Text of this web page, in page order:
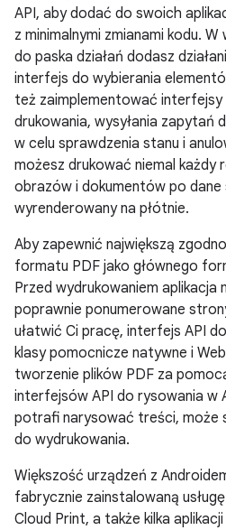
API, aby dodać do swoich
z minimalnymi zmianami kodu.
do paska działań dodasz
interfejs do wybierania
też zaimplementować
drukowania, wysyłania zapytań
w celu sprawdzenia stanu i
możesz drukować niemal każdy
obrazów i dokumentów po dane
wyrenderowany na płótnie.
Aby zapewnić największą
formatu PDF jako głównego
Przed wydrukowaniem aplikacja
poprawnie ponumerowane
ułatwić Ci pracę, interfejs API
klasy pomocnicze natywne i
tworzenie plików PDF za
interfejsów API do rysowania w
potrafi narysować treści, może
do wydrukowania.
Większość urządzeń z
fabrycznie zainstalowaną
Cloud Print, a także kilka